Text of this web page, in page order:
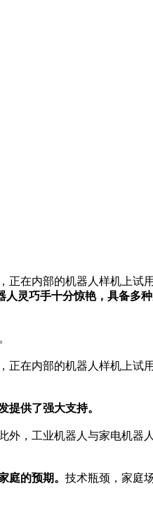
在内部的机器人样机上试
灵巧手十分惊艳，具备多
在内部的机器人样机上试
提供了强大支持。
，工业机器人与家电机器
庭的预期。 技术瓶颈，家庭